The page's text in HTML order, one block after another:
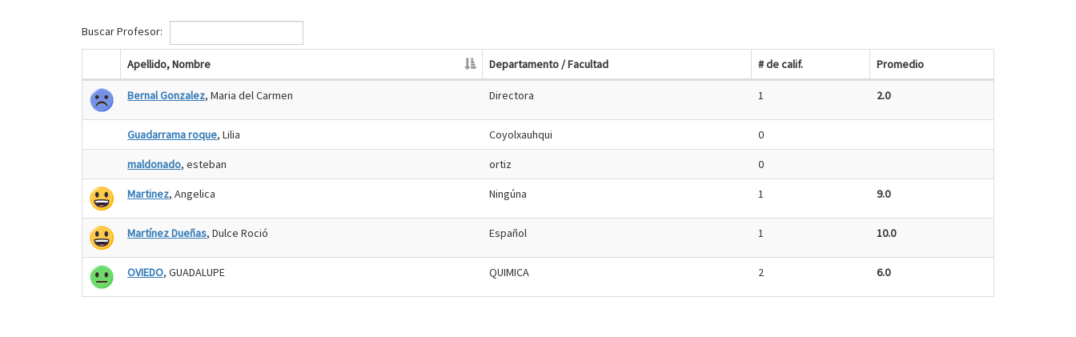
Buscar Profesor:
Apellido, Nombre Departamento / Facultad # de calif. Promedio
Bernal Gonzalez, Maria del Carmen Directora 1 2.0
Guadarrama roque, Lilia Coyolxauhqui 0
maldonado, esteban ortiz 0
Martinez, Angelica Ningúna 1 9.0
Martínez Dueñas, Dulce Roció Español 1 10.0
OVIEDO, GUADALUPE QUIMICA 2 6.0